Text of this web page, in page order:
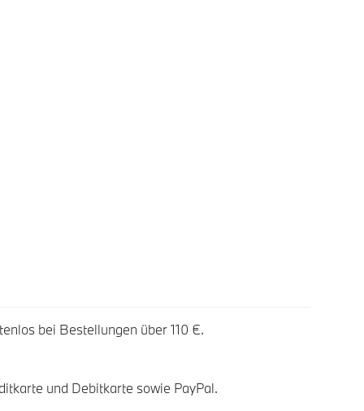
bei Bestellungen über 110 €.
und Debitkarte sowie PayPal.